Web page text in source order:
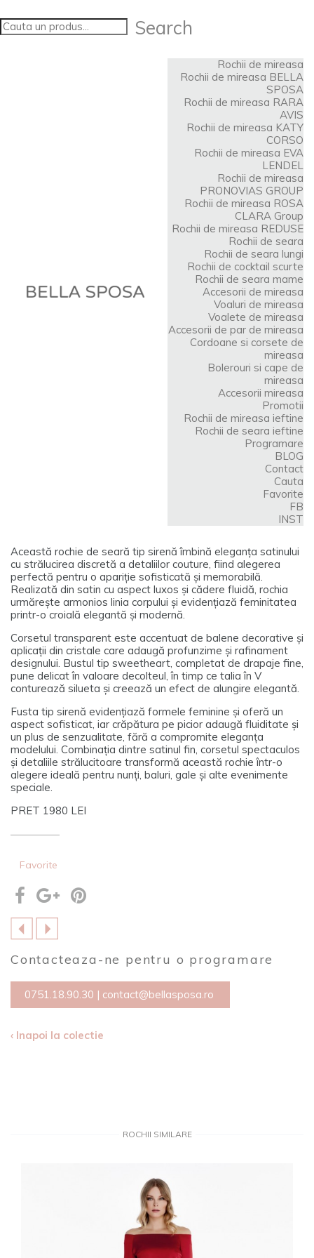
Search
Rochii de mireasa
Rochii de mireasa BELLA
SPOSA
Rochii de mireasa RARA
AVIS
Rochii de mireasa KATY
CORSO
Rochii de mireasa EVA
LENDEL
Rochii de mireasa
PRONOVIAS GROUP
Rochii de mireasa ROSA
CLARA Group
Rochii de mireasa REDUSE
Rochii de seara
Rochii de seara lungi
Rochii de cocktail scurte
Rochii de seara mame
Accesorii de mireasa
Voaluri de mireasa
Voalete de mireasa
Accesorii de par de mireasa
Cordoane si corsete de
mireasa
Bolerouri si cape de
mireasa
Accesorii mireasa
Promotii
Rochii de mireasa ieftine
Rochii de seara ieftine
Programare
BLOG
Contact
Cauta
Favorite
FB
INST
Rochie de seară tip sirenă din satin cu corset transparent și
Această rochie de seară tip sirenă îmbină eleganța satinului
cu strălucirea discretă a detaliilor couture, fiind alegerea
perfectă pentru o apariție sofisticată și memorabilă.
Realizată din satin cu aspect luxos și cădere fluidă, rochia
urmărește armonios linia corpului și evidențiază feminitatea
printr-o croială elegantă și modernă.
Corsetul transparent este accentuat de balene decorative și
aplicații din cristale care adaugă profunzime și rafinament
designului. Bustul tip sweetheart, completat de drapaje fine,
pune delicat în valoare decolteul, în timp ce talia în V
conturează silueta și creează un efect de alungire elegantă.
Fusta tip sirenă evidențiază formele feminine și oferă un
aspect sofisticat, iar crăpătura pe picior adaugă fluiditate și
un plus de senzualitate, fără a compromite eleganța
modelului. Combinația dintre satinul fin, corsetul spectaculos
și detaliile strălucitoare transformă această rochie într-o
alegere ideală pentru nunți, baluri, gale și alte evenimente
speciale.
PRET 1980 LEI
Favorite
Contacteaza-ne pentru o programare
0751.18.90.30 | contact@bellasposa.ro
‹ Inapoi la colectie
ROCHII SIMILARE